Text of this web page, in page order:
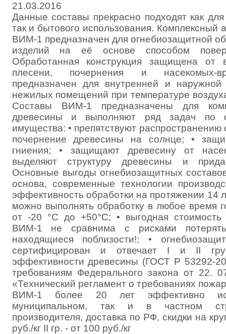
21.03.2016
Данные составы прекрасно подходят как
так и бытового использования. Комплексный
ВИМ-1 предназначен для огнебиозащитной
изделий на её основе способом
Обработанная конструкция защищена от
плесени, почернения и насекомых-
предназначен для внутренней и
нежилых помещений при температуре
Составы ВИМ-1 предназначены для
древесины и выполняют ряд задач по
имущества: • препятствуют распространению
почернение древесины на солнце; •
гниения; • защищают древесину от
выделяют структуру древесины и
Основные выгоды огнебиозащитных
основа, современные технологии
эффективность обработки на протяжении 14
можно выполнять обработку в любое время
от -20 °С до +50°С; • выгодная стоимость
ВИМ-1 не сравнима с рисками
находящиеся поблизости!; •
сертифицирован и отвечает I и II
эффективности древесины (ГОСТ Р 53292-
требованиям Федерального закона от
«Технический регламент о требованиях
ВИМ-1 более 20 лет эффективно
муниципальном, так и в частном
производителя, доставка по РФ, скидки на
руб./кг II гр. - от 100 руб./кг